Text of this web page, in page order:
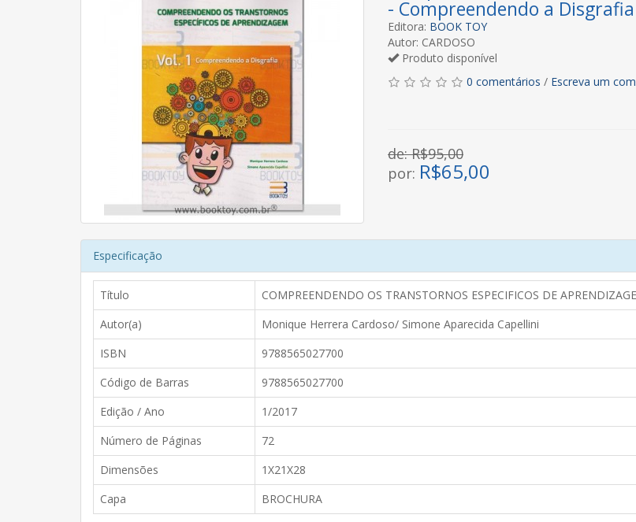
- Compreendendo a Disgrafia
Editora: BOOK TOY
Autor: CARDOSO
Produto disponível
0 comentários / Escreva um
de: R$95,00
por: R$65,00
Especificação
Título
COMPREENDENDO OS TRANSTORNOS ESPECIFICOS DE
Autor(a)
Monique Herrera Cardoso/ Simone Aparecida Capellini
ISBN
9788565027700
Código de Barras
9788565027700
Edição / Ano
1/2017
Número de Páginas
72
Dimensões
1X21X28
Capa
BROCHURA